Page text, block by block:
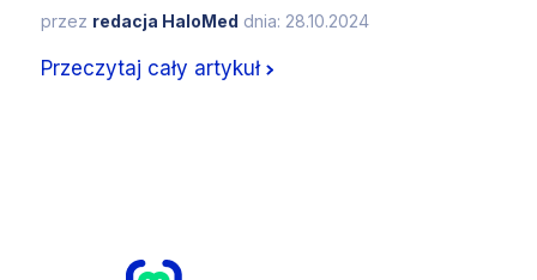
przez redacja HaloMed dnia: 28.10.2024
Przeczytaj cały artykuł